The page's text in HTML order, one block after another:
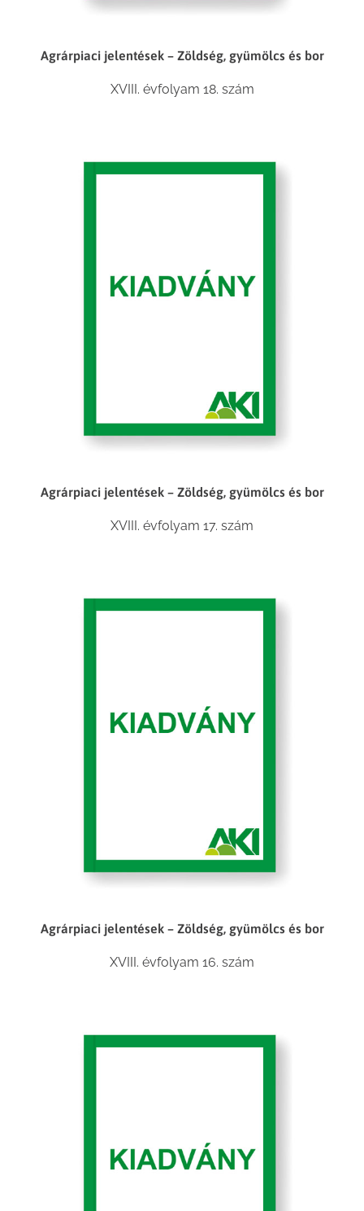
Agrárpiaci jelentések – Zöldség, gyümölcs és bor
XVIII. évfolyam 18. szám
Agrárpiaci jelentések – Zöldség, gyümölcs és bor
XVIII. évfolyam 17. szám
Agrárpiaci jelentések – Zöldség, gyümölcs és bor
XVIII. évfolyam 16. szám